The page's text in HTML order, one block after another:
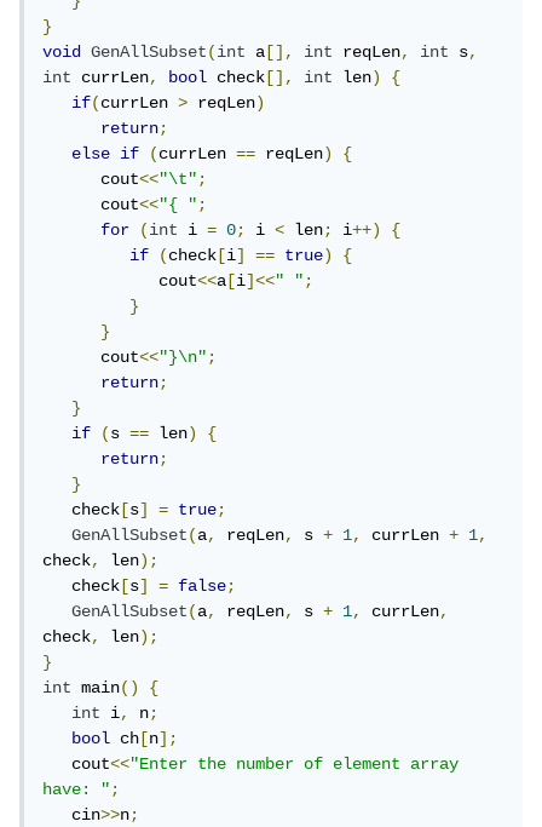
}
void
GenAllSubset(int a [], int reqLen, int s,
int
currLen, bool check [], int len)
{
if(currLen > reqLen)
return;
else
if (currLen == reqLen)
{
      cout
<<"\t";
      cout
<<"{ ";
for
(int i = 0; i < len; i++)
{
if
(check [i] == true)
{
            cout
<<a [i]<<" ";
}
}
      cout
<<"}\n";
return;
}
if
(s == len)
{
return;
}
   check
[s] = true;
GenAllSubset(a, reqLen, s + 1, currLen + 1,
check, len);
   check
[s] = false;
GenAllSubset(a, reqLen, s + 1, currLen,
check, len);
}
int main()
{
int
i, n;
bool ch [n];
   cout
<<"Enter the number of element array
have: ";
   cin
>>n;